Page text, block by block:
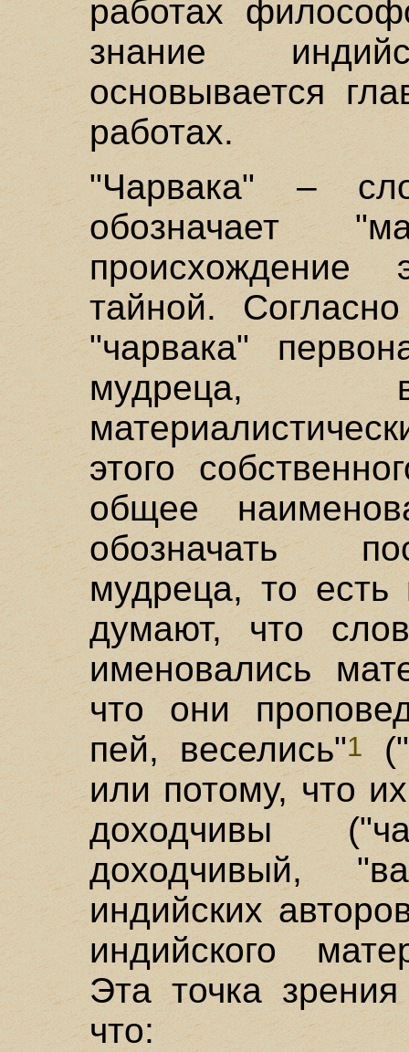
работах
знание
основывается
работах.
"Чарвака" –
обозначает
происхождение
тайной.
"чарвака"
мудреца,
этого
общее
обозначать
мудреца, то есть
думают, что
именовались
что они
пей, веселись"1
или потому, что
доходчивы
доходчивый,
индийских
индийского
Эта точка
что: